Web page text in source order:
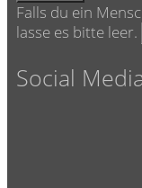
Falls du ein
lasse es bitte leer.
Social Media